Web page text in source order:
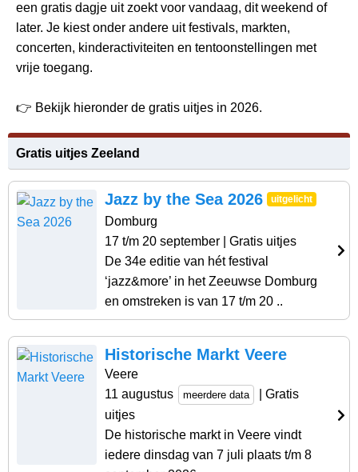
een gratis dagje uit zoekt voor vandaag, dit weekend of
later. Je kiest onder andere uit festivals, markten,
concerten, kinderactiviteiten en tentoonstellingen met
vrije toegang.
👉 Bekijk hieronder de gratis uitjes in 2026.
Gratis uitjes Zeeland
Jazz by the Sea 2026 uitgelicht
Domburg
17 t/m 20 september | Gratis uitjes
De 34e editie van hét festival
‘jazz&more’ in het Zeeuwse Domburg
en omstreken is van 17 t/m 20 ..
Historische Markt Veere
Veere
11 augustus
meerdere data
| Gratis
uitjes
De historische markt in Veere vindt
iedere dinsdag van 7 juli plaats t/m 8